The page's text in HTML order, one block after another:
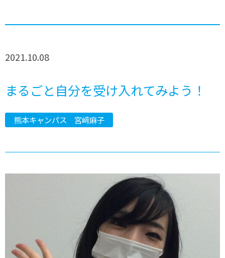
2021.10.08
まるごと自分を受け入れてみよう！
熊本キャンパス 宮﨑麻子